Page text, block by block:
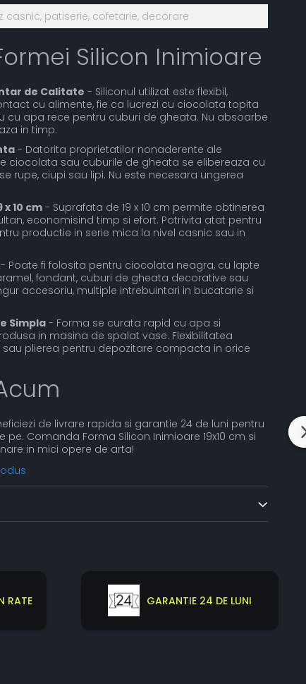
casnic, patiserie, cofetarie, decorare
Silicon Inimioare
de Calitate - Siliconul utilizat este flexibil,
cu alimente, fie ca lucrezi cu ciocolata topita
cu apa rece pentru cuburi de gheata. Nu absoarbe
in timp.
- Datorita proprietatilor nonaderente ale
ciocolata sau cuburile de gheata se elibereaza cu
rupe, ciupi sau lipi. Nu este necesara ungerea
10 cm- Suprafata de 19 x 10 cm permite obtinerea
economisind timp si efort. Potrivita atat pentru
productie in serie mica la nivel casnic sau in
Poate fi folosita pentru ciocolata neagra, cu lapte
fondant, cuburi de gheata decorative sau
accesoriu, multiple intrebuintari in bucatarie si
Simpla- Forma se curata rapid cu apa si
in masina de spalat vase. Flexibilitatea
sau plierea pentru depozitare compacta in orice
de livrare rapida si garantie 24 de luni pentru
Comanda Forma Silicon Inimioare 19x10 cm si
in mici opere de arta!
RATE GARANTIE 24 DE LUNI